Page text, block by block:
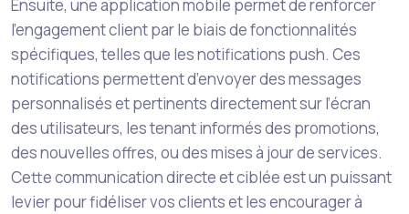
Ensuite, une application mobile permet de renforcer
l’engagement client par le biais de fonctionnalités
spécifiques, telles que les notifications push. Ces
notifications permettent d’envoyer des messages
personnalisés et pertinents directement sur l’écran
des utilisateurs, les tenant informés des promotions,
des nouvelles offres, ou des mises à jour de services.
Cette communication directe et ciblée est un puissant
levier pour fidéliser vos clients et les encourager à